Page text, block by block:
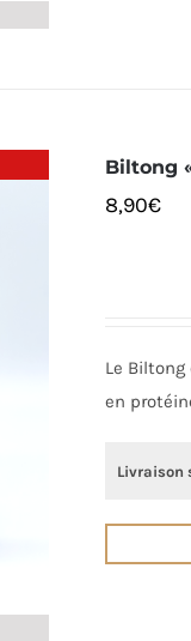
Biltong
8,90€
Le
en
Livraison